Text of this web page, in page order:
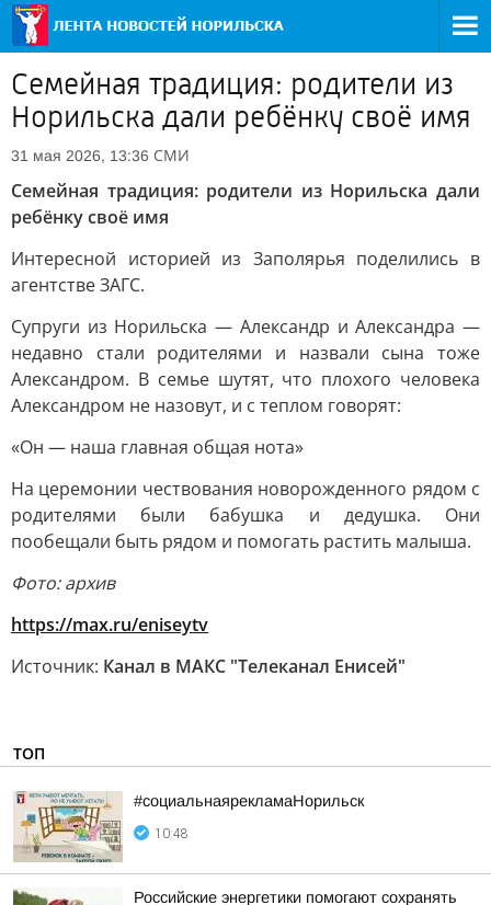
Семейная традиция: родители из
Норильска дали ребёнку своё имя
31 мая 2026, 13:36 СМИ
Семейная традиция: родители из Норильска дали
ребёнку своё имя
Интересной историей из Заполярья поделились в
агентстве ЗАГС.
Супруги из Норильска — Александр и Александра —
недавно стали родителями и назвали сына тоже
Александром. В семье шутят, что плохого человека
Александром не назовут, и с теплом говорят:
«Он — наша главная общая нота»
На церемонии чествования новорожденного рядом с
родителями были бабушка и дедушка. Они
пообещали быть рядом и помогать растить малыша.
Фото: архив
https://max.ru/eniseytv
Источник: Канал в МАКС "Телеканал Енисей"
ТОП
#социальнаярекламаНорильск
10:48
Российские энергетики помогают сохранять